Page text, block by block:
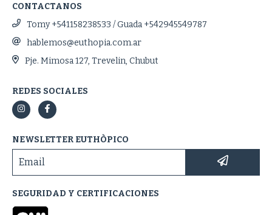
CONTACTANOS
Tomy +541158238533 / Guada +542945549787
hablemos@euthopia.com.ar
Pje. Mimosa 127, Trevelin, Chubut
REDES SOCIALES
NEWSLETTER EUTHÒPICO
SEGURIDAD Y CERTIFICACIONES